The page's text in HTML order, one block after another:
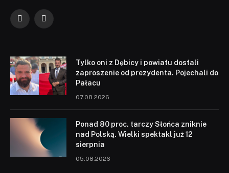
FacebookYouTube
Tylko oni z Dębicy i powiatu dostali
zaproszenie od prezydenta. Pojechali do
Pałacu
07.08.2026
Ponad 80 proc. tarczy Słońca zniknie
nad Polską. Wielki spektakl już 12
sierpnia
05.08.2026